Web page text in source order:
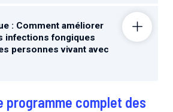
: Comment améliorer
infections fongiques
personnes vivant avec
programme complet des